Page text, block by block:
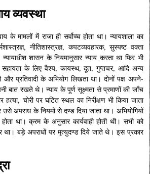
व्यवस्था
के मामलों में राजा ही सर्वोच्च होता था। न्यायशाला का
नीतिशास्त्रज्ञ, कपटव्यवहारक, सुस्पष्ट वक्ता
न्यायाधीश शासन के नियमानुसार न्याय करता था फिर भी
सहायता के लिए वैश्य, कायस्थ, दूत, गुप्तचर, आदि अन्य
प्रतिवादी के अभियोग लिखता था। दोनों पक्ष अपने-
बात रखते थे। न्याय के पूर्ण सूक्ष्मता से प्रमाणों की जाँच
हत्या, चोरी पर घटित स्थल का निरीक्षण भी किया जाता
उसे अपराध के नियमों से दण्ड दिया जाता था। अभियोगियों
था। क्रम के अनुसार कार्यवाही होती थी। सभी को
था। बड़े अपराधों पर मृत्युदण्ड दिये जाते थे। इस प्रकार